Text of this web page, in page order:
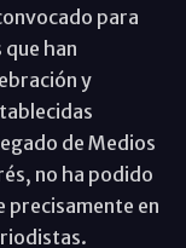
para
han
y
de Medios
no ha podido
precisamente en